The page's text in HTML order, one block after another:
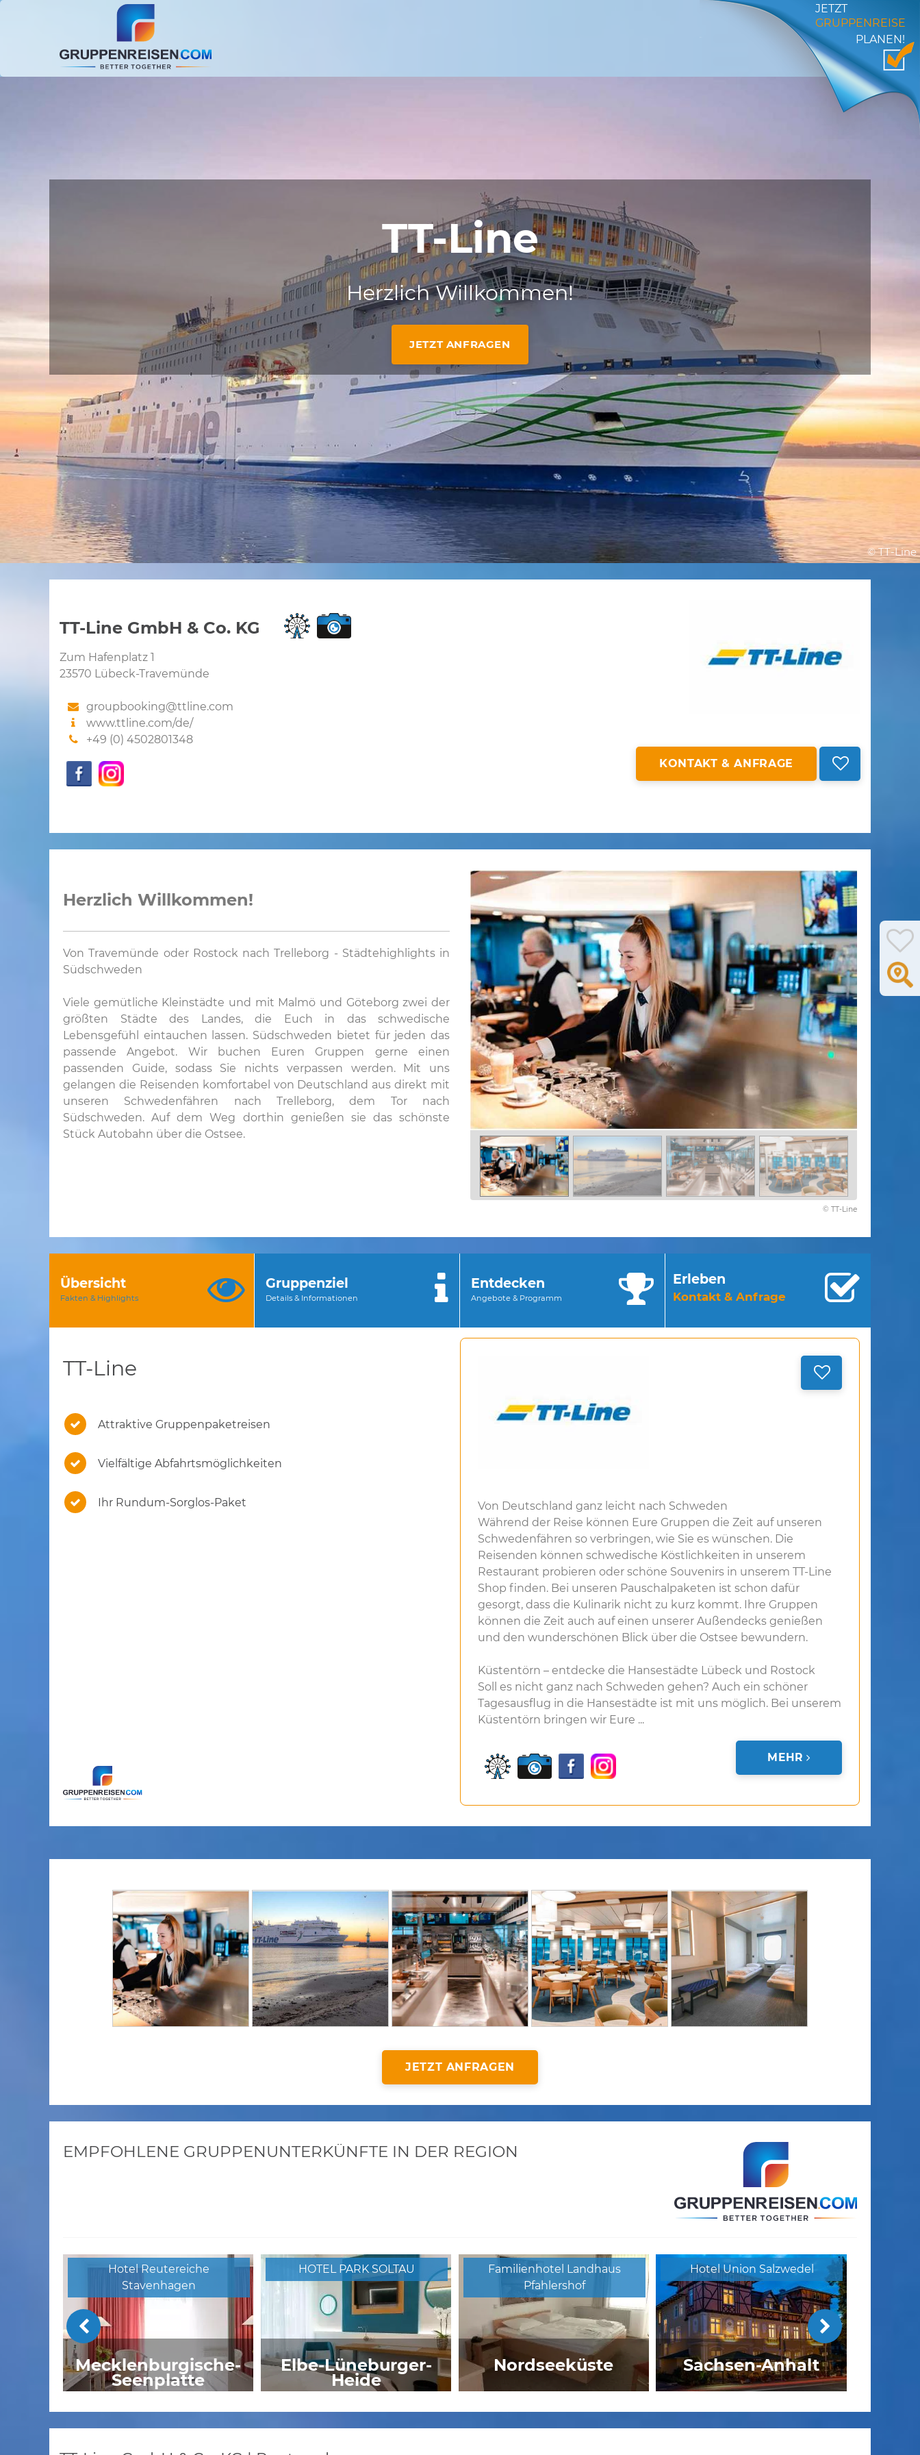
JETZT
GRUPPENREISE
PLANEN!
TT-Line
Herzlich Willkommen!
JETZT ANFRAGEN
© TT-Line
TT-Line GmbH & Co. KG
Zum Hafenplatz 1
23570 Lübeck-Travemünde
groupbooking@ttline.com
www.ttline.com/de/
+49 (0) 4502801348
KONTAKT & ANFRAGE
Herzlich Willkommen!
Von Travemünde oder Rostock nach Trelleborg - Städtehighlights in
Südschweden
Viele gemütliche Kleinstädte und mit Malmö und Göteborg zwei der
größten Städte des Landes, die Euch in das schwedische
Lebensgefühl eintauchen lassen. Südschweden bietet für jeden das
passende Angebot. Wir buchen Euren Gruppen gerne einen
passenden Guide, sodass Sie nichts verpassen werden. Mit uns
gelangen die Reisenden komfortabel von Deutschland aus direkt mit
unseren Schwedenfähren nach Trelleborg, dem Tor nach
Südschweden. Auf dem Weg dorthin genießen sie das schönste
Stück Autobahn über die Ostsee.
© TT-Line
Übersicht
Fakten & Highlights
Gruppenziel
Details & Informationen
Entdecken
Angebote & Programm
Erleben
Kontakt & Anfrage
TT-Line
Attraktive Gruppenpaketreisen
Vielfältige Abfahrtsmöglichkeiten
Ihr Rundum-Sorglos-Paket
Von Deutschland ganz leicht nach Schweden
Während der Reise können Eure Gruppen die Zeit auf unseren
Schwedenfähren so verbringen, wie Sie es wünschen. Die
Reisenden können schwedische Köstlichkeiten in unserem
Restaurant probieren oder schöne Souvenirs in unserem TT-Line
Shop finden. Bei unseren Pauschalpaketen ist schon dafür
gesorgt, dass die Kulinarik nicht zu kurz kommt. Ihre Gruppen
können die Zeit auch auf einen unserer Außendecks genießen
und den wunderschönen Blick über die Ostsee bewundern.
Küstentörn – entdecke die Hansestädte Lübeck und Rostock
Soll es nicht ganz nach Schweden gehen? Auch ein schöner
Tagesausflug in die Hansestädte ist mit uns möglich. Bei unserem
Küstentörn bringen wir Eure ...
MEHR
JETZT ANFRAGEN
EMPFOHLENE GRUPPENUNTERKÜNFTE IN DER REGION
Hotel Reutereiche
Stavenhagen
Mecklenburgische-
Seenplatte
HOTEL PARK SOLTAU
Elbe-Lüneburger-
Heide
Familienhotel Landhaus
Pfahlershof
Nordseeküste
Hotel Union Salzwedel
Sachsen-Anhalt